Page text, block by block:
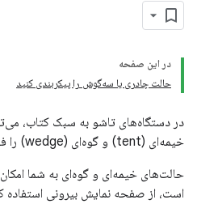
در این صفحه
حالت چادری یا سه‌گوش را پیکربندی کنید
در دستگاه‌های تاشو به سبک کتاب،
خیمه‌ای (tent) و گوه‌ای (wedge) را فعال کنید.
حالت‌های خیمه‌ای و گوه‌ای به شما
است، از صفحه نمایش بیرونی استفاده